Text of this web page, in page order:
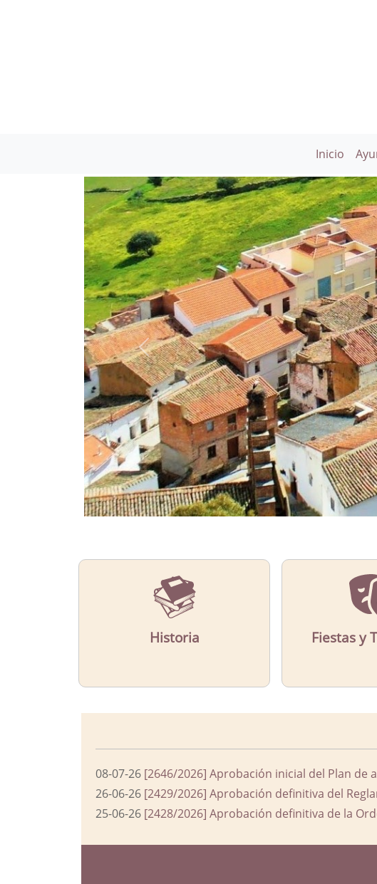
Inicio
CONOCE
El municipio de Capilla
Más Información
Historia Fiestas y
08-07-26 [2646/2026] Aprobación inicial del Plan
26-06-26 [2429/2026] Aprobación definitiva del
25-06-26 [2428/2026] Aprobación definitiva de la